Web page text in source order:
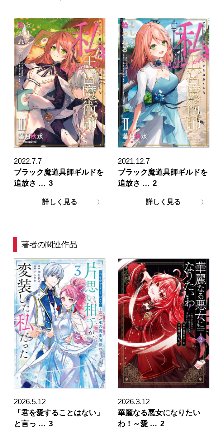
2022.7.7
ブラック魔道具師ギルドを
追放さ … 3
詳しく見る
2021.12.7
ブラック魔道具師ギルドを
追放さ … 2
詳しく見る
著者の関連作品
2026.5.12
「君を愛することはない」
と言っ … 3
2026.3.12
華麗なる悪女になりたい
わ！～愛 … 2